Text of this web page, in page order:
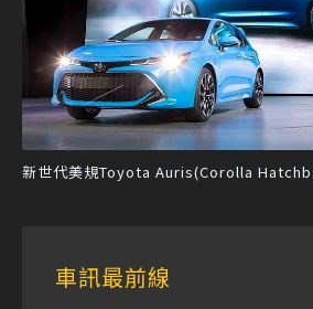
新世代美規Toyota Auris(Corolla
車訊最前線